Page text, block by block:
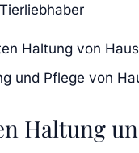
Haltung von
und Pflege von
Haltung